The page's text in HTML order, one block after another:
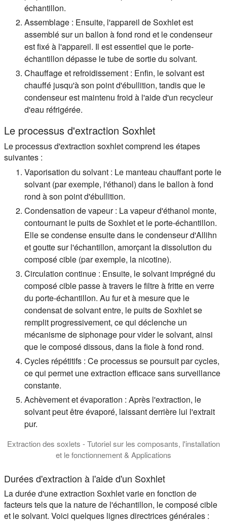
échantillon.
Assemblage : Ensuite, l'appareil de Soxhlet est
assemblé sur un ballon à fond rond et le condenseur
est fixé à l'appareil. Il est essentiel que le porte-
échantillon dépasse le tube de sortie du solvant.
Chauffage et refroidissement : Enfin, le solvant est
chauffé jusqu'à son point d'ébullition, tandis que le
condenseur est maintenu froid à l'aide d'un recycleur
d'eau réfrigérée.
Le processus d'extraction Soxhlet
Le processus d'extraction soxhlet comprend les étapes
suivantes :
Vaporisation du solvant : Le manteau chauffant porte le
solvant (par exemple, l'éthanol) dans le ballon à fond
rond à son point d'ébullition.
Condensation de vapeur : La vapeur d'éthanol monte,
contournant le puits de Soxhlet et le porte-échantillon.
Elle se condense ensuite dans le condenseur d'Allihn
et goutte sur l'échantillon, amorçant la dissolution du
composé cible (par exemple, la nicotine).
Circulation continue : Ensuite, le solvant imprégné du
composé cible passe à travers le filtre à fritte en verre
du porte-échantillon. Au fur et à mesure que le
condensat de solvant entre, le puits de Soxhlet se
remplit progressivement, ce qui déclenche un
mécanisme de siphonage pour vider le solvant, ainsi
que le composé dissous, dans la fiole à fond rond.
Cycles répétitifs : Ce processus se poursuit par cycles,
ce qui permet une extraction efficace sans surveillance
constante.
Achèvement et évaporation : Après l'extraction, le
solvant peut être évaporé, laissant derrière lui l'extrait
pur.
Extraction des soxlets - Tutoriel sur les composants, l'installation
et le fonctionnement & Applications
Durées d'extraction à l'aide d'un Soxhlet
La durée d'une extraction Soxhlet varie en fonction de
facteurs tels que la nature de l'échantillon, le composé cible
et le solvant. Voici quelques lignes directrices générales :